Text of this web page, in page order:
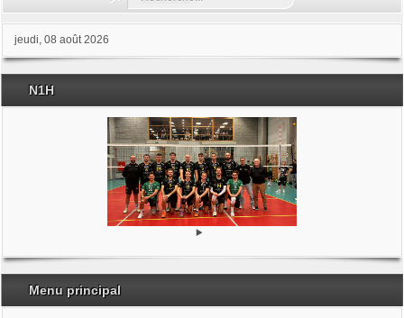
Les samedis du sport
Les stages
Documents
jeudi, 08 août 2026
N1H
Menu principal